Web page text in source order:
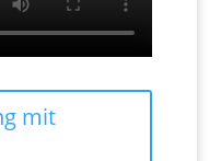
mit